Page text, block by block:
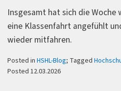
Insgesamt hat sich die Woche
eine Klassenfahrt angefühlt
wieder mitfahren.
Posted in HSHL-Blog; Tagged
Posted 12.03.2026